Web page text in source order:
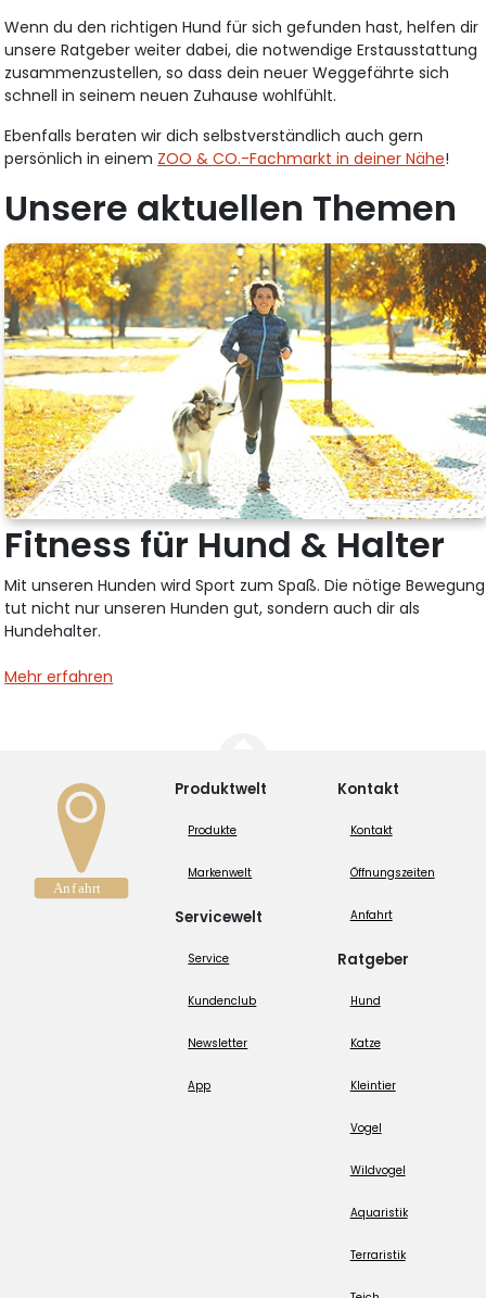
Wenn du den richtigen Hund für sich gefunden hast, helfen dir
unsere Ratgeber weiter dabei, die notwendige Erstausstattung
zusammenzustellen, so dass dein neuer Weggefährte sich
schnell in seinem neuen Zuhause wohlfühlt.
Ebenfalls beraten wir dich selbstverständlich auch gern
persönlich in einem ZOO & CO.-Fachmarkt in deiner Nähe!
Unsere aktuellen Themen
Fitness für Hund & Halter
Mit unseren Hunden wird Sport zum Spaß. Die nötige Bewegung
tut nicht nur unseren Hunden gut, sondern auch dir als
Hundehalter.
Mehr erfahren
Produktwelt
Produkte
Markenwelt
Servicewelt
Service
Kundenclub
Newsletter
App
Kontakt
Kontakt
Öffnungszeiten
Anfahrt
Ratgeber
Hund
Katze
Kleintier
Vogel
Wildvogel
Aquaristik
Terraristik